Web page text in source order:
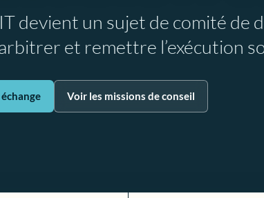
devient un sujet de comité de
et remettre l’exécution
Voir les missions de conseil